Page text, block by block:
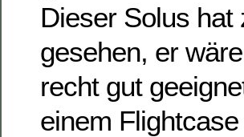
Dieser Solus hat
gesehen, er
recht gut
einem